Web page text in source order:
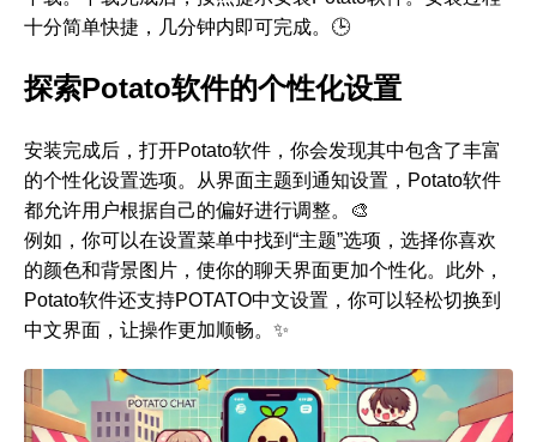
十分简单快捷，几分钟内即可完成。🕒
探索Potato软件的个性化设置
安装完成后，打开Potato软件，你会发现其中包含了丰富
的个性化设置选项。从界面主题到通知设置，Potato软件
都允许用户根据自己的偏好进行调整。🎨
例如，你可以在设置菜单中找到“主题”选项，选择你喜欢
的颜色和背景图片，使你的聊天界面更加个性化。此外，
Potato软件还支持POTATO中文设置，你可以轻松切换到
中文界面，让操作更加顺畅。✨